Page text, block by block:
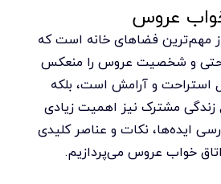
عروس
مهم‌ترین فضاهای خانه است که
راحتی و شخصیت عروس را منعکس
استراحت و آرامش است، بلکه
زندگی مشترک نیز اهمیت زیادی
ایده‌ها، نکات و عناصر کلیدی
خواب عروس می‌پردازیم.